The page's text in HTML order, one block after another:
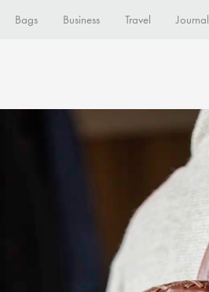
Bags Business Travel Journal